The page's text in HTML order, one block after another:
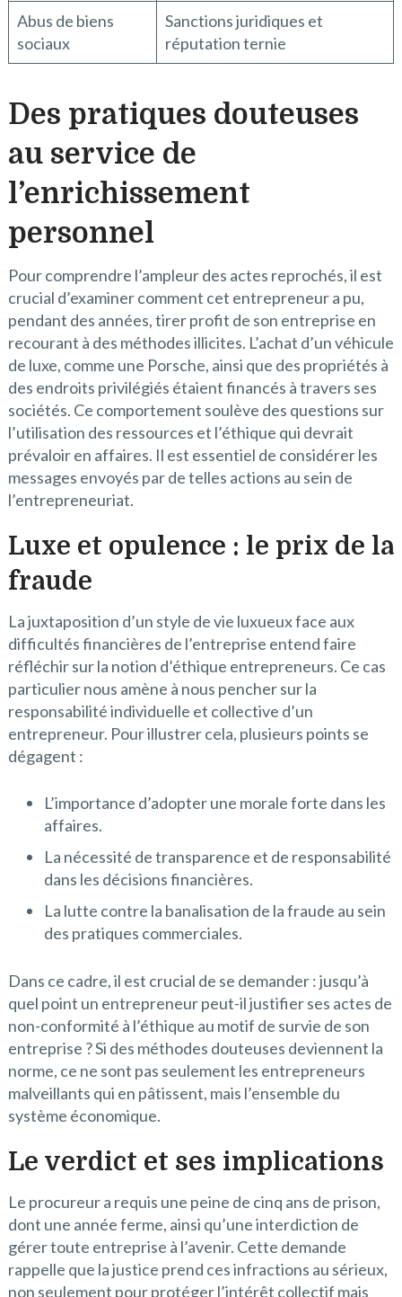
Abus de biens
sociaux
Sanctions juridiques et
réputation ternie
Des pratiques douteuses
au service de
l’enrichissement
personnel
Pour comprendre l’ampleur des actes reprochés, il est
crucial d’examiner comment cet entrepreneur a pu,
pendant des années, tirer profit de son entreprise en
recourant à des méthodes illicites. L’achat d’un véhicule
de luxe, comme une Porsche, ainsi que des propriétés à
des endroits privilégiés étaient financés à travers ses
sociétés. Ce comportement soulève des questions sur
l’utilisation des ressources et l’éthique qui devrait
prévaloir en affaires. Il est essentiel de considérer les
messages envoyés par de telles actions au sein de
l’entrepreneuriat.
Luxe et opulence : le prix de la
fraude
La juxtaposition d’un style de vie luxueux face aux
difficultés financières de l’entreprise entend faire
réfléchir sur la notion d’éthique entrepreneurs. Ce cas
particulier nous amène à nous pencher sur la
responsabilité individuelle et collective d’un
entrepreneur. Pour illustrer cela, plusieurs points se
dégagent :
L’importance d’adopter une morale forte dans les
affaires.
La nécessité de transparence et de responsabilité
dans les décisions financières.
La lutte contre la banalisation de la fraude au sein
des pratiques commerciales.
Dans ce cadre, il est crucial de se demander : jusqu’à
quel point un entrepreneur peut-il justifier ses actes de
non-conformité à l’éthique au motif de survie de son
entreprise ? Si des méthodes douteuses deviennent la
norme, ce ne sont pas seulement les entrepreneurs
malveillants qui en pâtissent, mais l’ensemble du
système économique.
Le verdict et ses implications
Le procureur a requis une peine de cinq ans de prison,
dont une année ferme, ainsi qu’une interdiction de
gérer toute entreprise à l’avenir. Cette demande
rappelle que la justice prend ces infractions au sérieux,
non seulement pour protéger l’intérêt collectif mais